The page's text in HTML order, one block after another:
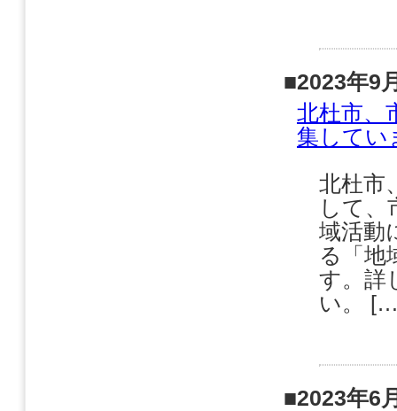
■2023年9
北杜市、
集してい
北杜市
して、
域活動
る「地
す。詳
い。
■2023年6